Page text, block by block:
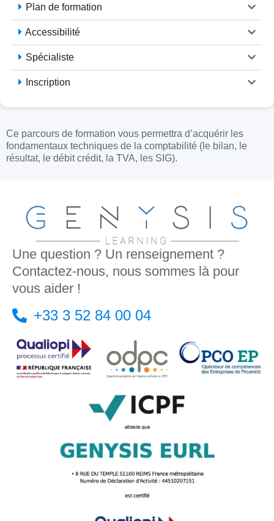
Plan de formation
Accessibilité
Spécialiste
Inscription
Ce parcours de formation vous permettra d’acquérir les
fondamentaux techniques de la comptabilité (le bilan, le
résultat, le débit crédit, la TVA, les SIG).
Une question ? Un renseignement ?
Contactez-nous, nous sommes là pour
vous aider !
+33 3 52 84 00 04